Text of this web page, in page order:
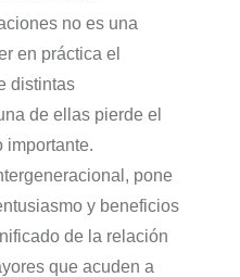
no es una
en práctica el
distintas
de ellas pierde el
importante.
pone
y beneficios
de la relación
que acuden a